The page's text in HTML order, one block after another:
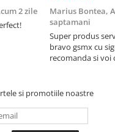
2 zile
Marius Bontea,
saptamani
Super produs servicii de top
bravo gsmx cu
recomanda si voi
si promotiile noastre